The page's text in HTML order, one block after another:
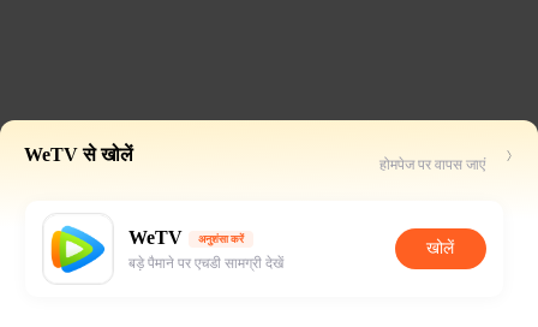
WeTV से खोलें होमपेज पर वापस जाएं
WeTV अनुशंसा करें
बड़े पैमाने पर एचडी सामग्री देखें
खोलें